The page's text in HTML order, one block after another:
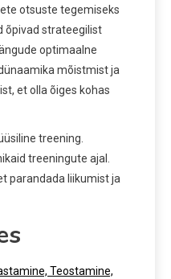
otsuste tegemiseks
õpivad strateegilist
optimaalne
mõistmist ja
et olla õiges kohas
treening.
treeningute ajal.
parandada liikumist ja
Teostamine,